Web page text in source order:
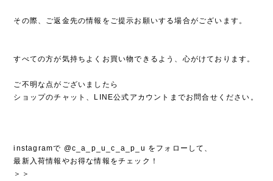
その際、ご返金先の情報をご提示お願いする場合がございます。
すべての方が気持ちよくお買い物できるよう、心がけております。
ご不明な点がございましたら
ショップのチャット、LINE公式アカウントまでお問合せください。
instagramで @c_a_p_u_c_a_p_u をフォローして、
最新入荷情報やお得な情報をチェック！
＞＞